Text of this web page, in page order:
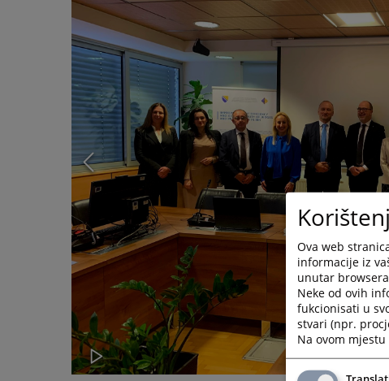
Ova web
informacije iz
unutar
Neke od ovih
fukcionisati u
stvari (npr.
Na ovom